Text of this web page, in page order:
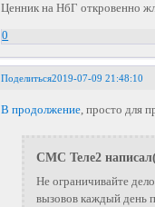
Ценник на НбГ откровенно
0
Поделиться2019-07-09 21:48:10
В продолжение, просто для
СМС Теле2
Не ограничивайте
вызовов каждый день